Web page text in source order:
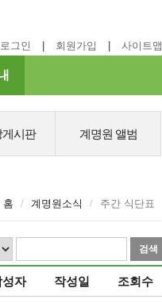
로그인 회원가입 사이트맵
게시판 계명원 앨범
홈 계명원소식 주간 식단표
색
어
성자 작성일 조회수